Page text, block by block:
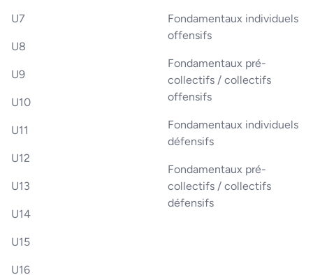
U7
U8
U9
U10
U11
U12
U13
U14
U15
U16
Fondamentaux individuels
offensifs
Fondamentaux pré-
collectifs / collectifs
offensifs
Fondamentaux individuels
défensifs
Fondamentaux pré-
collectifs / collectifs
défensifs